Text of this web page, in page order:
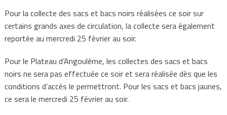
Pour la collecte des sacs et bacs noirs réalisées ce soir sur
certains grands axes de circulation, la collecte sera également
reportée au mercredi 25 février au soir.
Pour le Plateau d’Angoulême, les collectes des sacs et bacs
noirs ne sera pas effectuée ce soir et sera réalisée dès que les
conditions d’accès le permettront. Pour les sacs et bacs jaunes,
ce sera le mercredi 25 février au soir.